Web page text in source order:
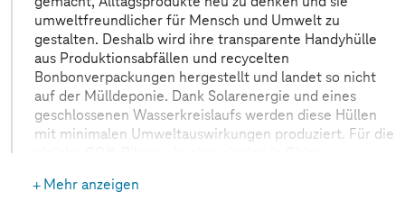
umweltfreundlicher für Mensch und Umwelt zu
gestalten. Deshalb wird ihre transparente Handyhülle
aus Produktionsabfällen und recycelten
Bonbonverpackungen hergestellt und landet so nicht
auf der Mülldeponie. Dank Solarenergie und eines
geschlossenen Wasserkreislaufs werden diese Hüllen
mit minimalen Umweltauswirkungen produziert. Für die
470 Upcycling-Hüllen hergestellt werden. Durch die
Mehr anzeigen